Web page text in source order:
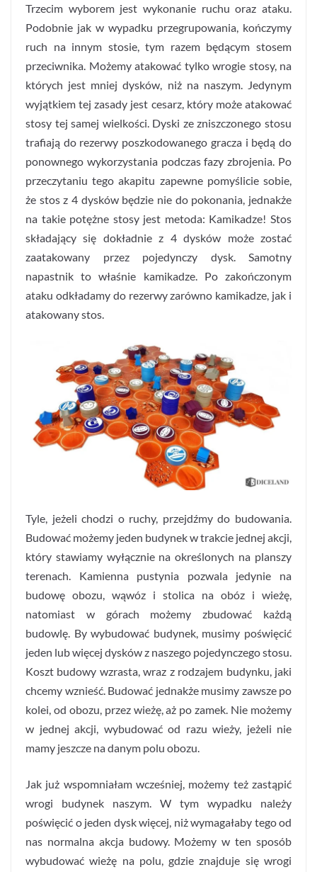
Trzecim wyborem jest wykonanie ruchu oraz ataku.
Podobnie jak w wypadku przegrupowania, kończymy
ruch na innym stosie, tym razem będącym stosem
przeciwnika. Możemy atakować tylko wrogie stosy, na
których jest mniej dysków, niż na naszym. Jedynym
wyjątkiem tej zasady jest cesarz, który może atakować
stosy tej samej wielkości. Dyski ze zniszczonego stosu
trafiają do rezerwy poszkodowanego gracza i będą do
ponownego wykorzystania podczas fazy zbrojenia. Po
przeczytaniu tego akapitu zapewne pomyślicie sobie,
że stos z 4 dysków będzie nie do pokonania, jednakże
na takie potężne stosy jest metoda: Kamikadze! Stos
składający się dokładnie z 4 dysków może zostać
zaatakowany przez pojedynczy dysk. Samotny
napastnik to właśnie kamikadze. Po zakończonym
ataku odkładamy do rezerwy zarówno kamikadze, jak i
atakowany stos.
Tyle, jeżeli chodzi o ruchy, przejdźmy do budowania.
Budować możemy jeden budynek w trakcie jednej akcji,
który stawiamy wyłącznie na określonych na planszy
terenach. Kamienna pustynia pozwala jedynie na
budowę obozu, wąwóz i stolica na obóz i wieżę,
natomiast w górach możemy zbudować każdą
budowlę. By wybudować budynek, musimy poświęcić
jeden lub więcej dysków z naszego pojedynczego stosu.
Koszt budowy wzrasta, wraz z rodzajem budynku, jaki
chcemy wznieść. Budować jednakże musimy zawsze po
kolei, od obozu, przez wieżę, aż po zamek. Nie możemy
w jednej akcji, wybudować od razu wieży, jeżeli nie
mamy jeszcze na danym polu obozu.
Jak już wspomniałam wcześniej, możemy też zastąpić
wrogi budynek naszym. W tym wypadku należy
poświęcić o jeden dysk więcej, niż wymagałaby tego od
nas normalna akcja budowy. Możemy w ten sposób
wybudować wieżę na polu, gdzie znajduje się wrogi